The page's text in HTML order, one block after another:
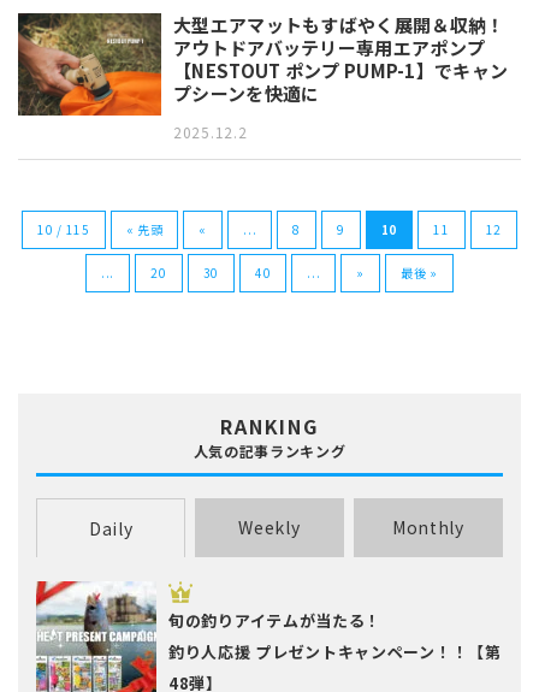
大型エアマットもすばやく展開＆収納！
アウトドアバッテリー専用エアポンプ
【NESTOUT ポンプ PUMP-1】でキャン
プシーンを快適に
2025.12.2
10 / 115 « 先頭 « ... 8 9 10 11 12
... 20 30 40 ... » 最後 »
RANKING
人気の記事ランキング
Daily Weekly Monthly
旬の釣りアイテムが当たる！
釣り人応援 プレゼントキャンペーン！！【第
48弾】